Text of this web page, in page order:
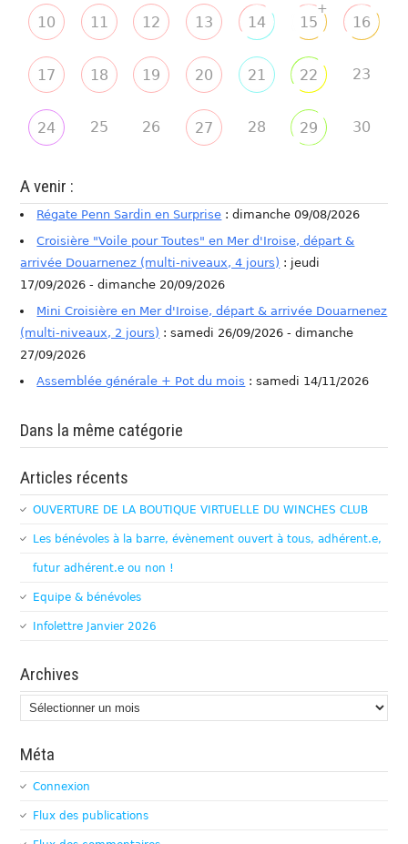
10 11 12 13 14 15
+
16
17 18 19 20 21 22 23
24 25 26 27 28 29 30
A venir :
Régate Penn Sardin en Surprise : dimanche 09/08/2026
Croisière "Voile pour Toutes" en Mer d'Iroise, départ &
arrivée Douarnenez (multi-niveaux, 4 jours) : jeudi
17/09/2026 - dimanche 20/09/2026
Mini Croisière en Mer d'Iroise, départ & arrivée Douarnenez
(multi-niveaux, 2 jours) : samedi 26/09/2026 - dimanche
27/09/2026
Assemblée générale + Pot du mois : samedi 14/11/2026
Dans la même catégorie
Articles récents
OUVERTURE DE LA BOUTIQUE VIRTUELLE DU WINCHES CLUB
Les bénévoles à la barre, évènement ouvert à tous, adhérent.e,
futur adhérent.e ou non !
Equipe & bénévoles
Infolettre Janvier 2026
Archives
Archives
Méta
Connexion
Flux des publications